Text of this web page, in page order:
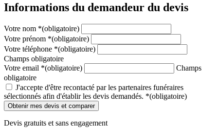
Informations du demandeur du devis
Votre nom *(obligatoire)
Votre prénom *(obligatoire)
Votre téléphone *(obligatoire)
Champs obligatoire
Votre email *(obligatoire)
Champs
obligatoire
J'accepte d'être recontacté par les partenaires funéraires
sélectionnés afin d'établir les devis demandés. *(obligatoire)
Devis gratuits et sans engagement